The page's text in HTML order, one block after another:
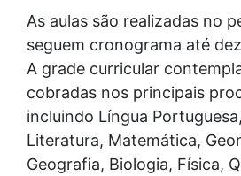
As aulas são realizadas no
seguem cronograma até
A grade curricular
cobradas nos principais
incluindo Língua
Literatura, Matemática,
Geografia, Biologia, Física,